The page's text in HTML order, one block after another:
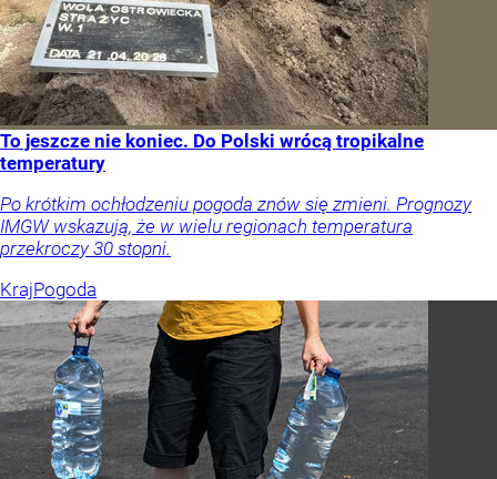
To jeszcze nie koniec. Do Polski wrócą tropikalne
temperatury
Po krótkim ochłodzeniu pogoda znów się zmieni. Prognozy
IMGW wskazują, że w wielu regionach temperatura
przekroczy 30 stopni.
KrajPogoda